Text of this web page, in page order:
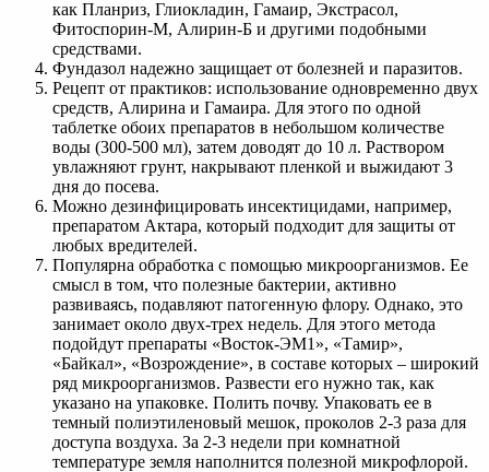
как Планриз, Глиокладин, Гамаир, Экстрасол,
Фитоспорин-М, Алирин-Б и другими подобными
средствами.
Фундазол надежно защищает от болезней и паразитов.
Рецепт от практиков: использование одновременно двух
средств, Алирина и Гамаира. Для этого по одной
таблетке обоих препаратов в небольшом количестве
воды (300-500 мл), затем доводят до 10 л. Раствором
увлажняют грунт, накрывают пленкой и выжидают 3
дня до посева.
Можно дезинфицировать инсектицидами, например,
препаратом Актара, который подходит для защиты от
любых вредителей.
Популярна обработка с помощью микроорганизмов. Ее
смысл в том, что полезные бактерии, активно
развиваясь, подавляют патогенную флору. Однако, это
занимает около двух-трех недель. Для этого метода
подойдут препараты «Восток-ЭМ1», «Тамир»,
«Байкал», «Возрождение», в составе которых – широкий
ряд микроорганизмов. Развести его нужно так, как
указано на упаковке. Полить почву. Упаковать ее в
темный полиэтиленовый мешок, проколов 2-3 раза для
доступа воздуха. За 2-3 недели при комнатной
температуре земля наполнится полезной микрофлорой.